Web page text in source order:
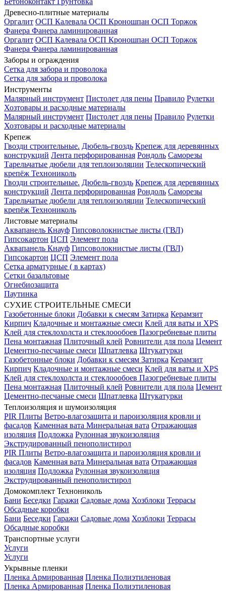
Древесно-плитные материалы
Оргалит ОСП Калевала ОСП Кроношпан ОСП Торжок
Фанера Фанера ламинированная
Оргалит ОСП Калевала ОСП Кроношпан ОСП Торжок
Фанера Фанера ламинированная
Заборы и ограждения
Сетка для забора и проволока
Сетка для забора и проволока
Инструменты
Малярный инструмент Пистолет для пены Правило Рулетки
Хозтовары и расходные материалы
Малярный инструмент Пистолет для пены Правило Рулетки
Хозтовары и расходные материалы
Крепеж
Гвозди строительные. Дюбель-гвоздь Крепеж для деревянных
конструкций Лента перфорированная Рондоль Саморезы
Тарельчатые дюбели для теплоизоляции Телескопический
крепёж Технониколь
Гвозди строительные. Дюбель-гвоздь Крепеж для деревянных
конструкций Лента перфорированная Рондоль Саморезы
Тарельчатые дюбели для теплоизоляции Телескопический
крепёж Технониколь
Листовые материалы
Аквапанель Кнауф Гипсоволокнистые листы (ГВЛ)
Гипсокартон ЦСП Элемент пола
Аквапанель Кнауф Гипсоволокнистые листы (ГВЛ)
Гипсокартон ЦСП Элемент пола
Сетка арматурные ( в картах)
Сетки базальтовые
Огнебиозащита
Паутинка
СУХИЕ СТРОИТЕЛЬНЫЕ СМЕСИ
Газобетонные блоки Добавки к смесям Затирка Керамзит
Кирпич Кладочные и монтажные смеси Клей для ваты и XPS
Клей для стеклохолста и стеклоообоев Пазогребневые плиты
Пена монтажная Плиточный клей Ровнители для пола Цемент
Цементно-песчаные смеси Шпатлевка Штукатурки
Газобетонные блоки Добавки к смесям Затирка Керамзит
Кирпич Кладочные и монтажные смеси Клей для ваты и XPS
Клей для стеклохолста и стеклоообоев Пазогребневые плиты
Пена монтажная Плиточный клей Ровнители для пола Цемент
Цементно-песчаные смеси Шпатлевка Штукатурки
Теплоизоляция и шумоизоляция
PIR Плиты Ветро-влагозащита и пароизоляция кровли и
фасадов Каменная вата Минеральная вата Отражающая
изоляция Подложка Рулонная звукоизоляция
Экструдированный пенополистирол
PIR Плиты Ветро-влагозащита и пароизоляция кровли и
фасадов Каменная вата Минеральная вата Отражающая
изоляция Подложка Рулонная звукоизоляция
Экструдированный пенополистирол
Домокомплект Технониколь
Бани Беседки Гаражи Садовые дома Хозблоки Террасы
Обсадные коробки
Бани Беседки Гаражи Садовые дома Хозблоки Террасы
Обсадные коробки
Транспортные услуги
Услуги
Услуги
Укрывные пленки
Пленка Армированная Пленка Полиэтиленовая
Пленка Армированная Пленка Полиэтиленовая